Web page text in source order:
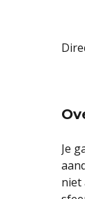
Je
niet